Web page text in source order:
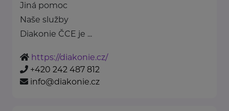
Jiná pomoc
Naše služby
Diakonie ČCE je ...
https://diakonie.cz/
+420 242 487 812
info@diakonie.cz